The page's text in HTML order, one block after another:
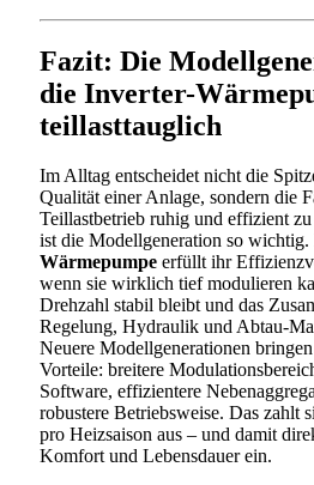
Fazit: Die
die Inverter-
teillasttauglich
Im Alltag entscheidet nicht die
Qualität einer Anlage, sondern die
Teillastbetrieb ruhig und effizient
ist die Modellgeneration so wichtig.
Wärmepumpe erfüllt ihr
wenn sie wirklich tief modulieren
Drehzahl stabil bleibt und das
Regelung, Hydraulik und Abtau-
Neuere Modellgenerationen
Vorteile: breitere
Software, effizientere
robustere Betriebsweise. Das zahlt
pro Heizsaison aus – und damit
Komfort und Lebensdauer ein.